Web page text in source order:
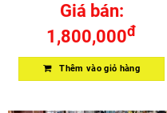
Giá bán:
1,800,000đ
Thêm vào giỏ hàng